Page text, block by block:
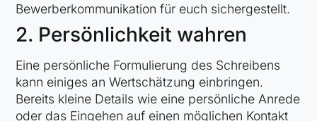
Bewerberkommunikation für euch sichergestellt.
2. Persönlichkeit wahren
Eine persönliche Formulierung des Schreibens
kann einiges an Wertschätzung einbringen.
Bereits kleine Details wie eine persönliche Anrede
oder das Eingehen auf einen möglichen Kontakt